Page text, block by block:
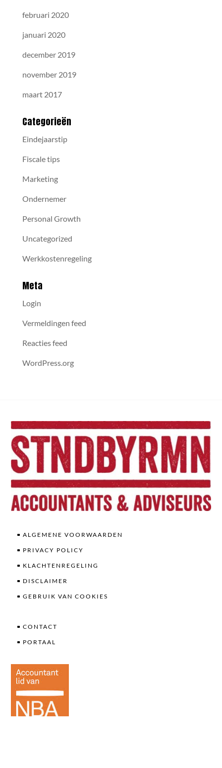
februari 2020
januari 2020
december 2019
november 2019
maart 2017
Categorieën
Eindejaarstip
Fiscale tips
Marketing
Ondernemer
Personal Growth
Uncategorized
Werkkostenregeling
Meta
Login
Vermeldingen feed
Reacties feed
WordPress.org
ALGEMENE VOORWAARDEN
PRIVACY POLICY
KLACHTENREGELING
DISCLAIMER
GEBRUIK VAN COOKIES
CONTACT
PORTAAL